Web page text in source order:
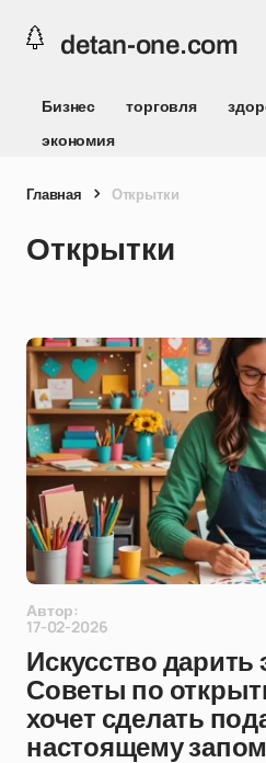
detan-one.com
Бизнес торговля
экономия
Главная Открытки
Открытки
Автор:
17-02-2026
Искусство
Советы по
хочет сделать
настоящему